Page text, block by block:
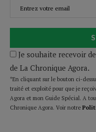
Je souhaite recevoir
de La Chronique Agora.
*En cliquant sur le bouton ci-
traité et exploité pour que je
Agora et mon Guide Spécial. A
Chronique Agora. Voir notre